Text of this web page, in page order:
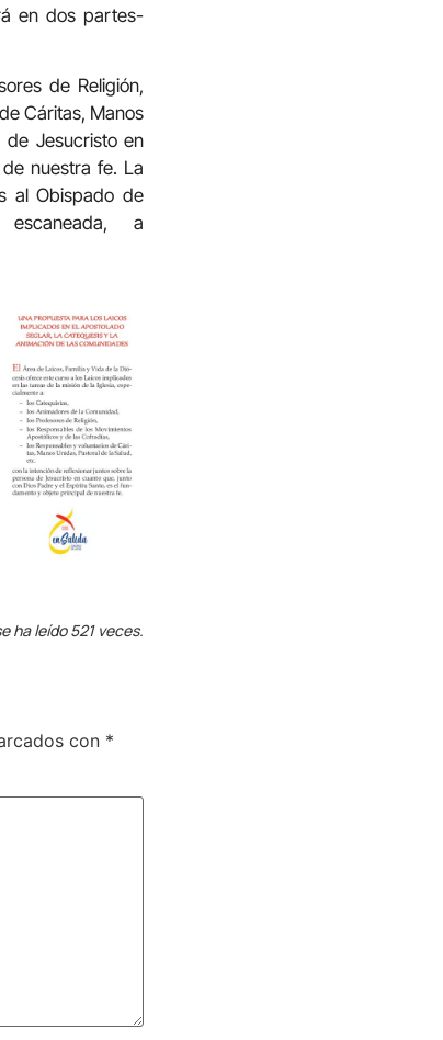
en dos partes-
de Religión,
Cáritas, Manos
de Jesucristo en
nuestra fe. La
al Obispado de
a
ha leído 521 veces.
con *